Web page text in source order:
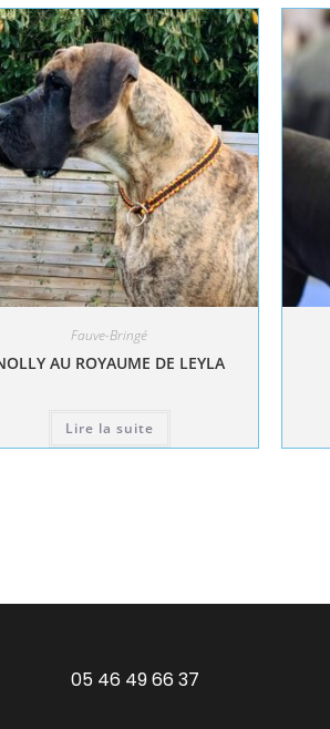
Fauve-Bringé
AU ROYAUME DE LEYLA
Lire la suite
05 46 49 66 37